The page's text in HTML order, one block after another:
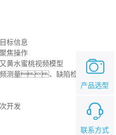
标信息
焦操作
黄水蜜桃视频模型
频测量、缺陷检测等不
开发
联系方式
产品选型